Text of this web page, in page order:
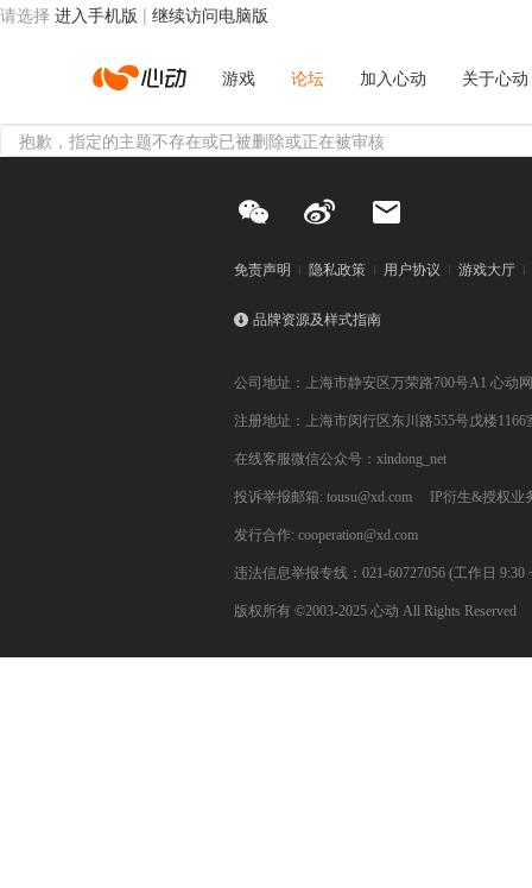
请选择 进入手机版 | 继续访问电脑版
心 游戏 论坛 加入心动 关于心动
抱歉，指定的主题不存在或已被删除或正在被审核
免责声明 隐私政策 用户协议 游戏大厅
品牌资源及样式指南
公司地址：上海市静安区万荣路700号A1 心动
注册地址：上海市闵行区东川路555号戊楼1166
在线客服微信公众号：xindong_net
投诉举报邮箱: tousu@xd.com IP衍生&授权业
发行合作: cooperation@xd.com
违法信息举报专线：021-60727056 (工作日 9:30
版权所有 ©2003-2025 心动 All Rights Reserved